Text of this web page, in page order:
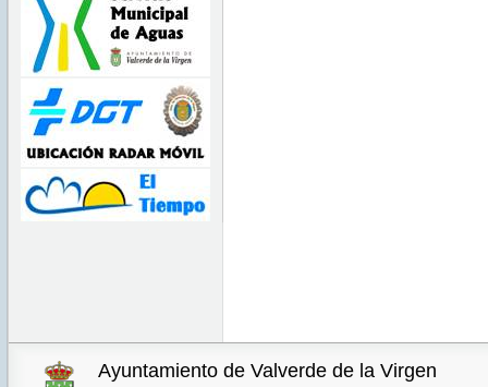
Ayuntamiento de Valverde de la Virgen